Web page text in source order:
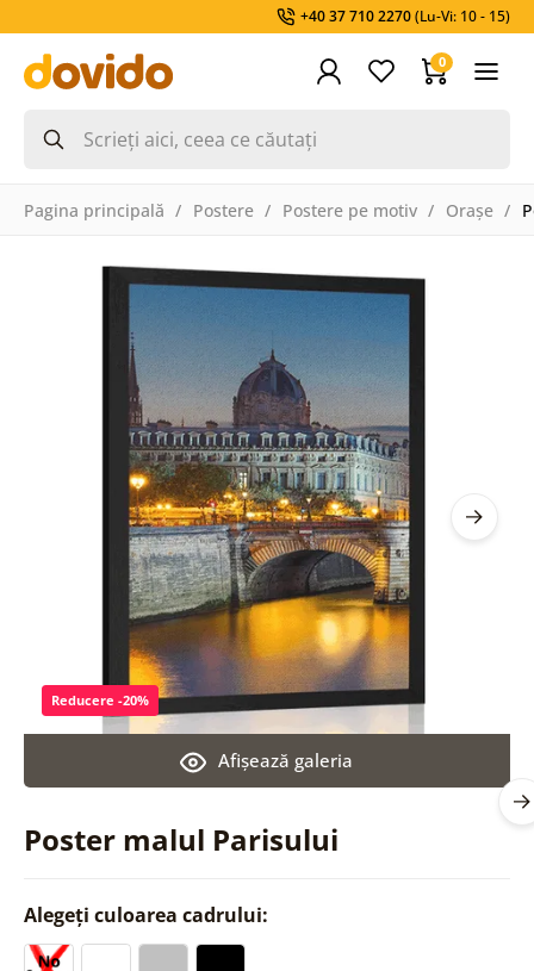
+40 37 710 2270(Lu-Vi: 10 - 15)
0
Pagina principală Postere Postere pe motiv Orașe
Poster malul Parisului
Afişează galeria
Reducere -20%
Alegeți culoarea cadrului: